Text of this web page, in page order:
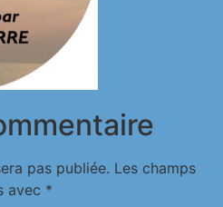
pas publiée. Les champs
avec *